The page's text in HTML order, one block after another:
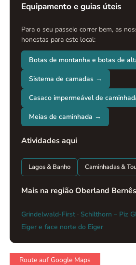
Equipamento e guias úteis
Para o seu passeio correr bem, as
honestas para este local:
Botas de montanha e botas de
Sistema de camadas →
Casaco impermeável de
Meias de caminhada →
Atividades aqui
Lagos & Banho Caminhadas &
Mais na região Oberland Bernês
Grindelwald-First · Schilthorn – Piz
Eiger e face norte do Eiger
Route auf Google Maps